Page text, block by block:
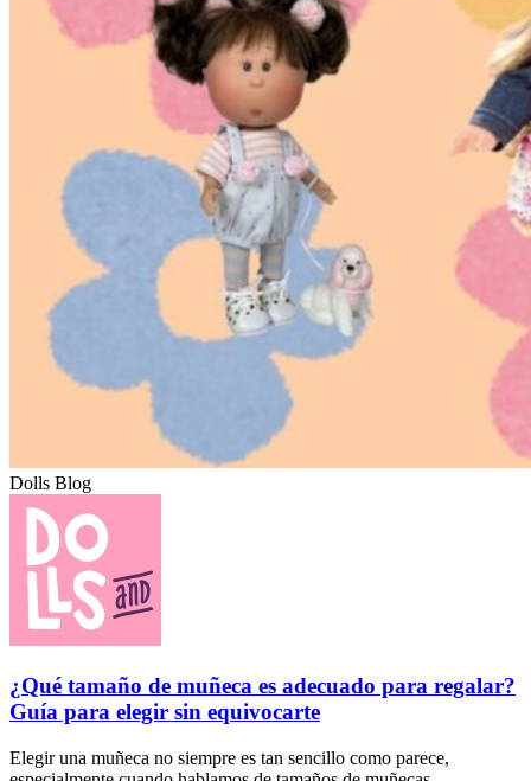
Dolls Blog
¿Qué tamaño de muñeca es adecuado para regalar?
Guía para elegir sin equivocarte
Elegir una muñeca no siempre es tan sencillo como parece,